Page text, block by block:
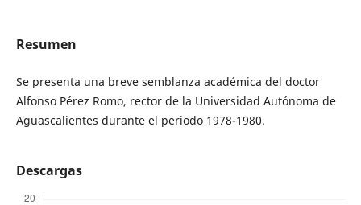
Resumen
Se presenta una breve semblanza académica del doctor
Alfonso Pérez Romo, rector de la Universidad Autónoma de
Aguascalientes durante el periodo 1978-1980.
Descargas